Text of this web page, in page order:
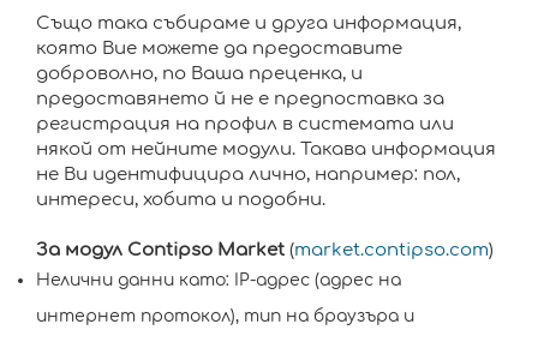
Също така събираме и друга информация,
която Вие можете да предоставите
доброволно, по Ваша преценка, и
предоставянето й не е предпоставка за
регистрация на профил в системата или
някой от нейните модули. Такава информация
не Ви идентифицира лично, например: пол,
интереси, хобита и подобни.
За модул Contipso Market (market.contipso.com)
Нелични данни като: IP-адрес (адрес на
интернет протокол), тип на браузъра и